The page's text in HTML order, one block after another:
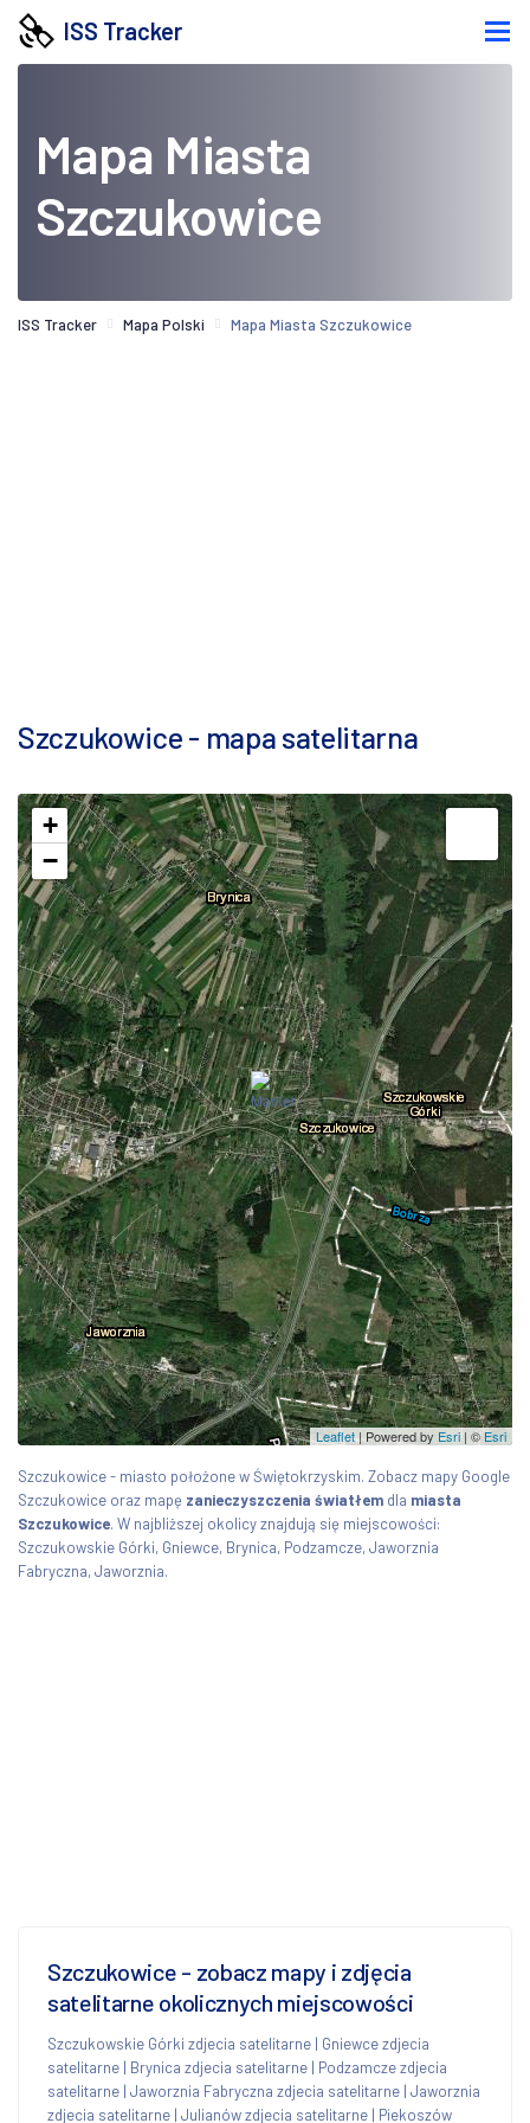
ISS Tracker
Mapa Miasta
Szczukowice
ISS Tracker Mapa Polski Mapa Miasta Szczukowice
Szczukowice - mapa satelitarna
+
−
Leaflet | Powered by Esri | © Esri
Szczukowice - miasto położone w Świętokrzyskim. Zobacz mapy Google
Szczukowice oraz mapę zanieczyszczenia światłem dla miasta
Szczukowice. W najbliższej okolicy znajdują się miejscowości:
Szczukowskie Górki, Gniewce, Brynica, Podzamcze, Jaworznia
Fabryczna, Jaworznia.
Szczukowice - zobacz mapy i zdjęcia
satelitarne okolicznych miejscowości
Szczukowskie Górki zdjecia satelitarne | Gniewce zdjecia
satelitarne | Brynica zdjecia satelitarne | Podzamcze zdjecia
satelitarne | Jaworznia Fabryczna zdjecia satelitarne | Jaworznia
zdjecia satelitarne | Julianów zdjecia satelitarne | Piekoszów